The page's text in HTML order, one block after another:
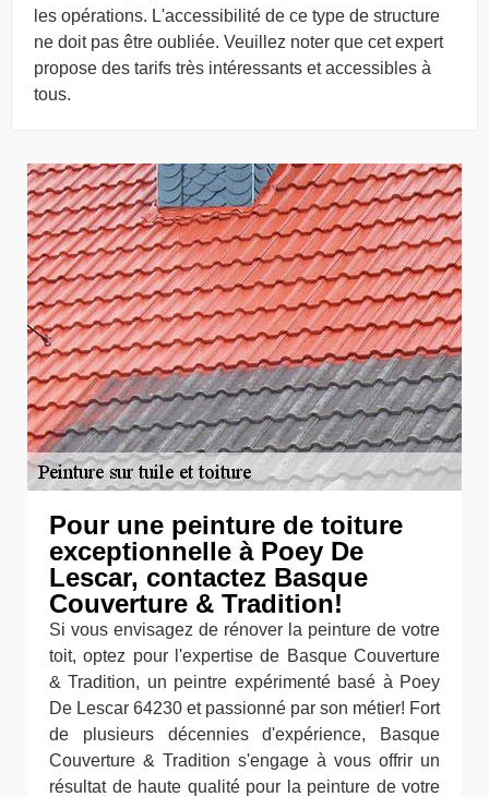
les opérations. L'accessibilité de ce type de structure
ne doit pas être oubliée. Veuillez noter que cet expert
propose des tarifs très intéressants et accessibles à
tous.
Pour une peinture de toiture
exceptionnelle à Poey De
Lescar, contactez Basque
Couverture & Tradition!
Si vous envisagez de rénover la peinture de votre
toit, optez pour l'expertise de Basque Couverture
& Tradition, un peintre expérimenté basé à Poey
De Lescar 64230 et passionné par son métier! Fort
de plusieurs décennies d'expérience, Basque
Couverture & Tradition s'engage à vous offrir un
résultat de haute qualité pour la peinture de votre